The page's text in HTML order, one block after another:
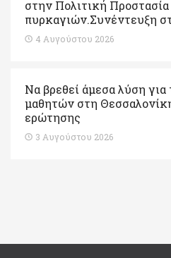
στην Πολιτική
πυρκαγιών.Συνέντευξη
4 Αυγούστου 2026
Να βρεθεί άμεσα λύση για
μαθητών στη
ερώτησης
3 Αυγούστου 2026